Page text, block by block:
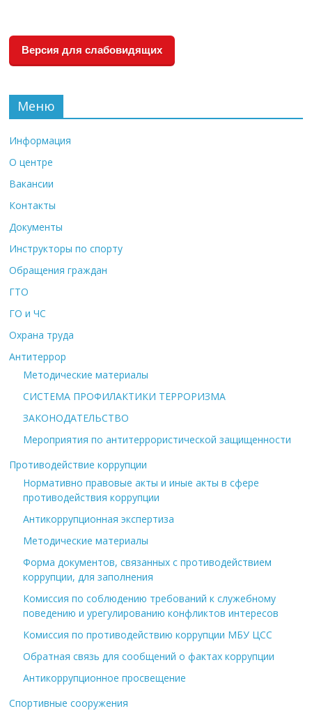
Версия для слабовидящих
Меню
Информация
О центре
Вакансии
Контакты
Документы
Инструкторы по спорту
Обращения граждан
ГТО
ГО и ЧС
Охрана труда
Антитеррор
Методические материалы
СИСТЕМА ПРОФИЛАКТИКИ ТЕРРОРИЗМА
ЗАКОНОДАТЕЛЬСТВО
Мероприятия по антитеррористической защищенности
Противодействие коррупции
Нормативно правовые акты и иные акты в сфере
противодействия коррупции
Антикоррупционная экспертиза
Методические материалы
Форма документов, связанных с противодействием
коррупции, для заполнения
Комиссия по соблюдению требований к служебному
поведению и урегулированию конфликтов интересов
Комиссия по противодействию коррупции МБУ ЦСС
Обратная связь для сообщений о фактах коррупции
Антикоррупционное просвещение
Спортивные сооружения